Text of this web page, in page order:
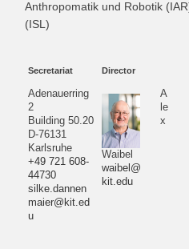
Anthropomatik und Robotik
(ISL)
Secretariat
Adenauerring
2
Building 50.20
D-76131
Karlsruhe
+49 721 608-
44730
silke.dannen
maier@kit.ed
u
Director
A
le
x
Waibel
waibel@
kit.edu